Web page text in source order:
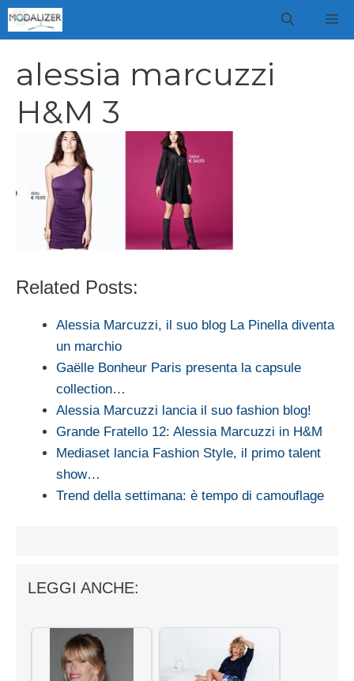
Vai
al
alessia marcuzzi
H&M 3
Related Posts:
Alessia Marcuzzi, il suo blog La Pinella diventa
un marchio
Gaëlle Bonheur Paris presenta la capsule
collection…
Alessia Marcuzzi lancia il suo fashion blog!
Grande Fratello 12: Alessia Marcuzzi in H&M
Mediaset lancia Fashion Style, il primo talent
show…
Trend della settimana: è tempo di camouflage
LEGGI ANCHE: